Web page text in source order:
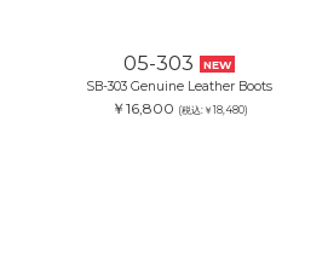
05-303 NEW
SB-303 Genuine Leather Boots
￥16,800 (税込:￥18,480)